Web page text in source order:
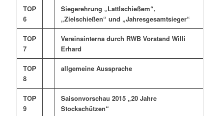
TOP
6
Siegerehrung „Lattlschießem“,
„Zielschießen“ und „Jahresgesamtsieger“
TOP
7
Vereinsinterna durch RWB Vorstand Willi
Erhard
TOP
8
allgemeine Aussprache
TOP
9
Saisonvorschau 2015 „20 Jahre
Stockschützen“